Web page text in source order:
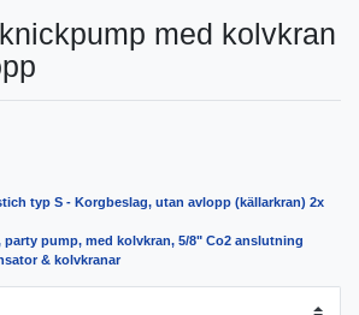
med kolvkran
typ S - Korgbeslag, utan avlopp (källarkran) 2x
pump, med kolvkran, 5/8" Co2 anslutning
& kolvkranar